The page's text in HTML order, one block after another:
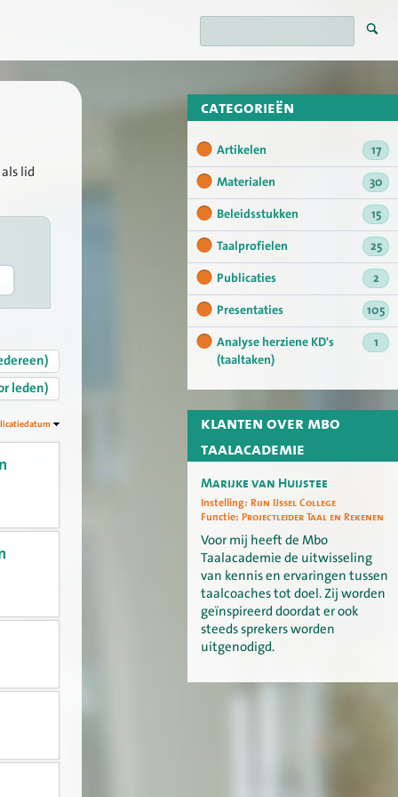
categorieën
Artikelen
17
Materialen
30
Beleidsstukken
15
Taalprofielen
25
Publicaties
2
Presentaties
105
Analyse herziene KD's
(taaltaken)
1
klanten over mbo
taalacademie
Marijke van Huijstee
Instelling: Rijn IJssel College
Functie: Projectleider Taal en Rekenen
Voor mij heeft de Mbo
Taalacademie de uitwisseling
van kennis en ervaringen tussen
taalcoaches tot doel. Zij worden
geïnspireerd doordat er ook
steeds sprekers worden
uitgenodigd.
lid
leden)